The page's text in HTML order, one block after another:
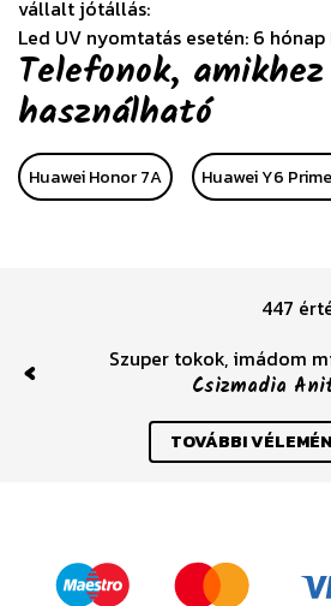
vállalt jótállás:
Led UV nyomtatás esetén: 6
Telefonok,
használható
Huawei Honor 7A Huawei Y6
447
Szuper tokok, imádom
Csizmadia